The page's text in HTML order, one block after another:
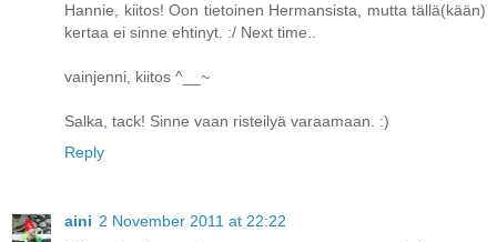
Hannie, kiitos! Oon tietoinen Hermansista, mutta tällä(kään)
kertaa ei sinne ehtinyt. :/ Next time..
vainjenni, kiitos ^__~
Salka, tack! Sinne vaan risteilyä varaamaan. :)
Reply
aini 2 November 2011 at 22:22